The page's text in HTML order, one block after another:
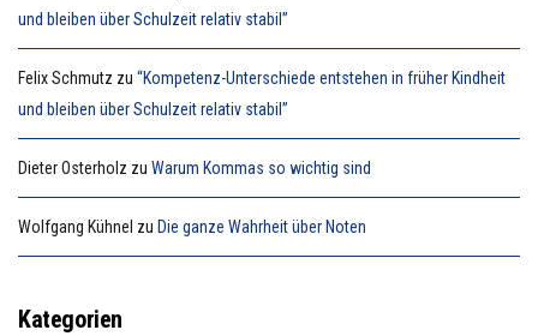
und bleiben über Schulzeit relativ stabil”
Felix Schmutz zu “Kompetenz-Unterschiede entstehen in früher Kindheit
und bleiben über Schulzeit relativ stabil”
Dieter Osterholz zu Warum Kommas so wichtig sind
Wolfgang Kühnel zu Die ganze Wahrheit über Noten
Kategorien